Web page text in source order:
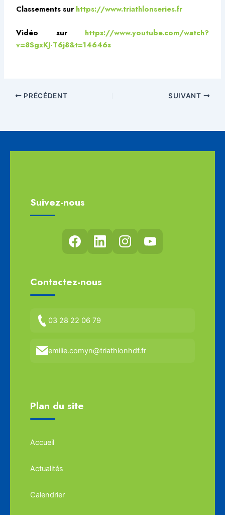
Classements sur https://www.triathlonseries.fr
Vidéo sur https://www.youtube.com/watch?
v=8SgxKJ-T6j8&t=14646s
PRÉCÉDENT SUIVANT
Suivez-nous
Contactez-nous
03 28 22 06 79
emilie.comyn@triathlonhdf.fr
Plan du site
Accueil
Actualités
Calendrier